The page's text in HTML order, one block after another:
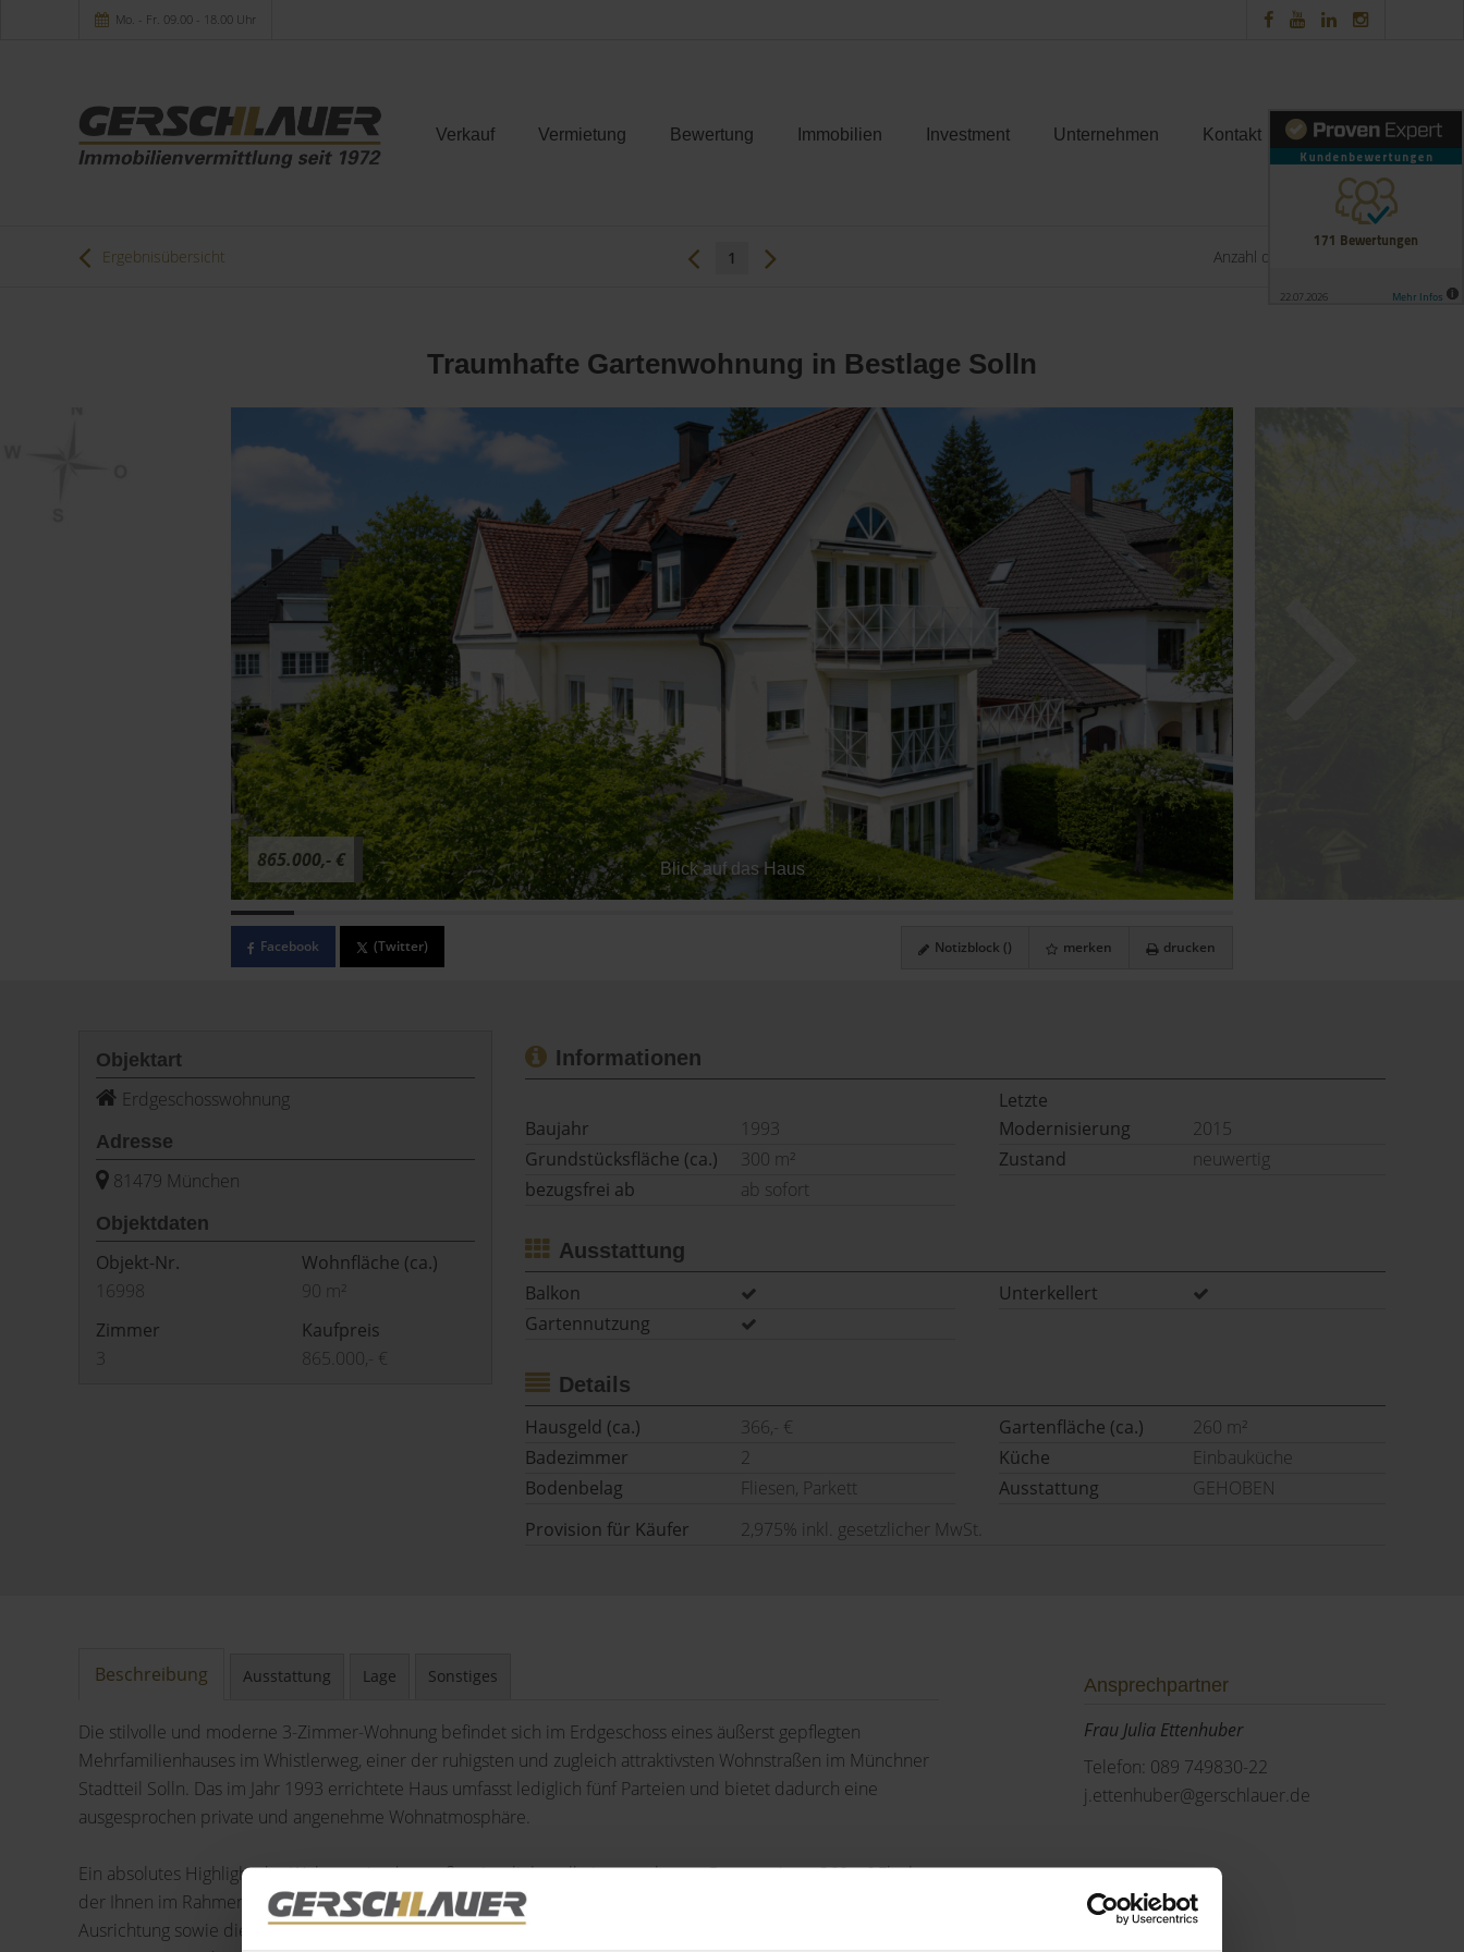
Mo. - Fr. 09.00 - 18.00 Uhr
Verkauf Vermietung Bewertung Immobilien Investment Unternehmen Kontakt
Ergebnisübersicht 1 Anzahl der Objekte:
Traumhafte Gartenwohnung in Bestlage Solln
Blick auf das Haus
865.000,- €
Facebook (Twitter) Notizblock () merken drucken
Objektart
Erdgeschosswohnung
Adresse
81479 München
Objektdaten
Objekt-Nr.
16998
Wohnfläche (ca.)
90 m²
Zimmer
3
Kaufpreis
865.000,- €
Informationen
Baujahr 1993
Letzte
Modernisierung
2015
Grundstücksfläche (ca.)
300 m² Zustand
neuwertig
bezugsfrei ab
ab sofort
Ausstattung
Balkon
Unterkellert
Gartennutzung
Details
Hausgeld (ca.)
366,- € Gartenfläche (ca.)
260 m²
Badezimmer
2 Küche
Einbauküche
Bodenbelag
Fliesen, Parkett Ausstattung
GEHOBEN
Provision für Käufer
2,975% inkl. gesetzlicher MwSt.
Beschreibung Ausstattung Lage Sonstiges
Die stilvolle und moderne 3-Zimmer-Wohnung befindet sich im Erdgeschoss eines äußerst gepflegten
Mehrfamilienhauses im Whistlerweg, einer der ruhigsten und zugleich attraktivsten Wohnstraßen im Münchner
Stadtteil Solln. Das im Jahr 1993 errichtete Haus umfasst lediglich fünf Parteien und bietet dadurch eine
ausgesprochen private und angenehme Wohnatmosphäre.
Ein absolutes Highlight der Wohnung ist der großzügige, liebevoll eingewachsene Garten mit ca. 260 m² Fläche,
der Ihnen im Rahmen eines alleinigen Sondernutzungsrechts zur Verfügung steht. Die sonnige Süd-Ost-Nord-
Ausrichtung sowie die weitläufige, geflieste Terrasse mit rund 40 m² schaffen ideale Voraussetzungen für
Ansprechpartner
Frau Julia Ettenhuber
Telefon: 089 749830-22
j.ettenhuber@gerschlauer.de